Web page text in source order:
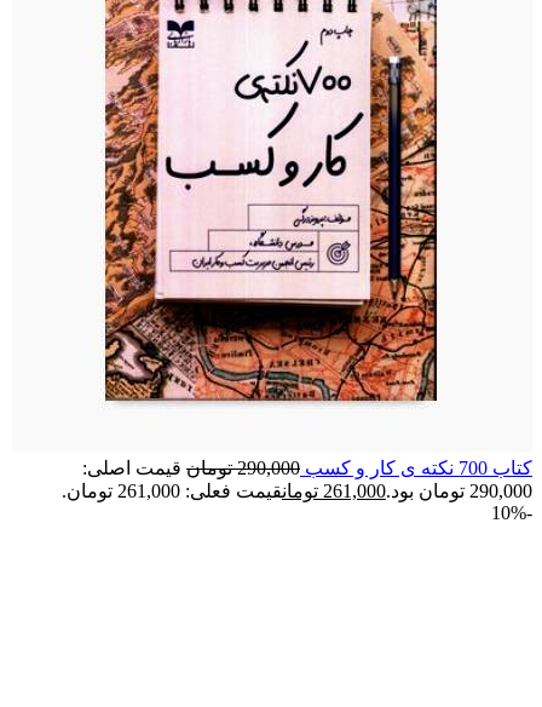
کتاب 700 نکته ی کار و کسب 290,000 تومان قیمت اصلی:
290,000 تومان بود.
261,000 تومانقیمت فعلی: 261,000 تومان.
-10%